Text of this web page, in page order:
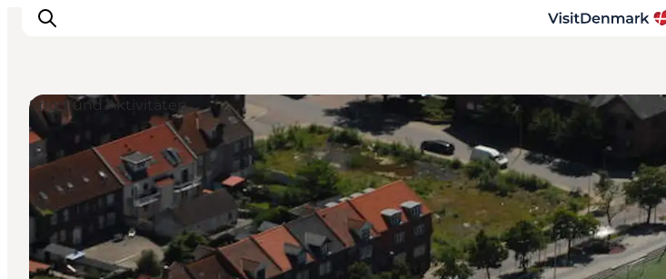
Inspiration
Regionen
Erlebnisse
Unterkünfte
Reiseplanung
Sport und Aktivitäten